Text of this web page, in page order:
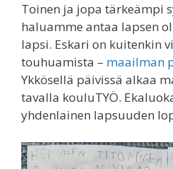
Toinen ja jopa tärkeämpi
haluamme antaa lapsen
lapsi. Eskari on kuitenkin
touhuamista – maailman
Ykkösellä päivissä alkaa
tavalla kouluTYÖ.
yhdenlainen lapsuuden